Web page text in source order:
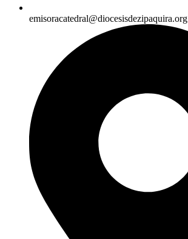
emisoracatedral@diocesisdezipaquira.org